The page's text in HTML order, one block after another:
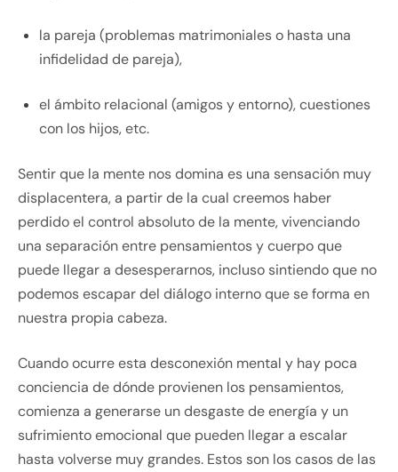
la pareja (problemas matrimoniales o hasta una
infidelidad de pareja),
el ámbito relacional (amigos y entorno), cuestiones
con los hijos, etc.
Sentir que la mente nos domina es una sensación muy
displacentera, a partir de la cual creemos haber
perdido el control absoluto de la mente, vivenciando
una separación entre pensamientos y cuerpo que
puede llegar a desesperarnos, incluso sintiendo que no
podemos escapar del diálogo interno que se forma en
nuestra propia cabeza.
Cuando ocurre esta desconexión mental y hay poca
conciencia de dónde provienen los pensamientos,
comienza a generarse un desgaste de energía y un
sufrimiento emocional que pueden llegar a escalar
hasta volverse muy grandes. Estos son los casos de las